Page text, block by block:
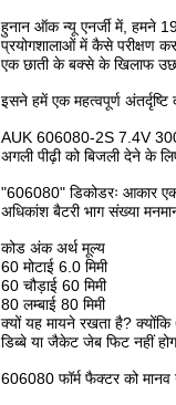
हुनान ऑक न्यू एनर्जी में, हमने
प्रयोगशालाओं में कैसे परीक्षण
एक छाती के बक्से के खिलाफ
इसने हमें एक महत्वपूर्ण
AUK 606080-2S 7.4V
अगली पीढ़ी को बिजली देने के
"606080" डिकोडरः आकार
अधिकांश बैटरी भाग संख्या
कोड अंक अर्थ मूल्य
60 मोटाई 6.0 मिमी
60 चौड़ाई 60 मिमी
80 लम्बाई 80 मिमी
क्यों यह मायने रखता है?
डिब्बे या जैकेट जेब फिट नहीं
606080 फॉर्म फैक्टर को